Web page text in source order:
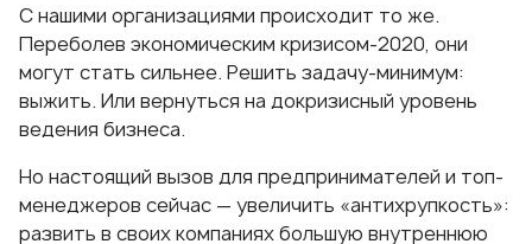
С нашими организациями происходит то же.
Переболев экономическим кризисом-2020, они
могут стать сильнее. Решить задачу-минимум:
выжить. Или вернуться на докризисный уровень
ведения бизнеса.
Но настоящий вызов для предпринимателей и топ-
менеджеров сейчас — увеличить «антихрупкость»:
развить в своих компаниях большую внутреннюю